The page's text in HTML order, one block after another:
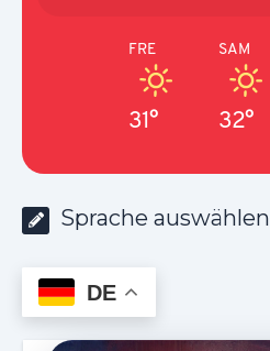
FRE
31°
SAM
32°
Sprache auswählen
DE